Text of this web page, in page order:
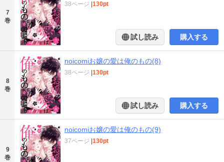
7
巻
38ページ 130pt
試し読み 購入する
8
巻
noicomiお嬢の愛は俺のもの(8)
38ページ 130pt
試し読み 購入する
9
巻
noicomiお嬢の愛は俺のもの(9)
37ページ 130pt